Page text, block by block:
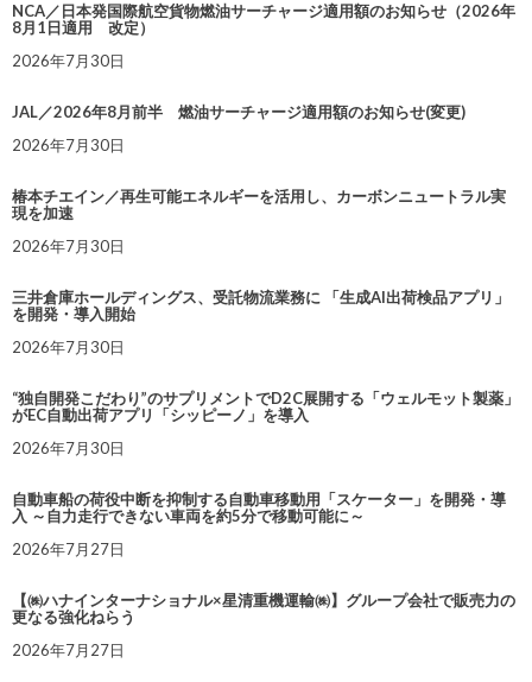
NCA／日本発国際航空貨物燃油サーチャージ適用額のお知らせ（2026年
8月1日適用 改定）
2026年7月30日
JAL／2026年8月前半 燃油サーチャージ適用額のお知らせ(変更)
2026年7月30日
椿本チエイン／再生可能エネルギーを活用し、カーボンニュートラル実
現を加速
2026年7月30日
三井倉庫ホールディングス、受託物流業務に 「生成AI出荷検品アプリ」
を開発・導入開始
2026年7月30日
“独自開発こだわり”のサプリメントでD2C展開する「ウェルモット製薬」
がEC自動出荷アプリ「シッピーノ」を導入
2026年7月30日
自動車船の荷役中断を抑制する自動車移動用「スケーター」を開発・導
入 ～自力走行できない車両を約5分で移動可能に～
2026年7月27日
【㈱ハナインターナショナル×星清重機運輸㈱】グループ会社で販売力の
更なる強化ねらう
2026年7月27日